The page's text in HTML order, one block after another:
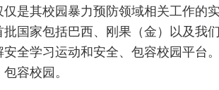
是其校园暴力预防领域相关工作的
国家包括巴西、刚果（金）以及我
全学习运动和安全、包容校园平台
容校园。